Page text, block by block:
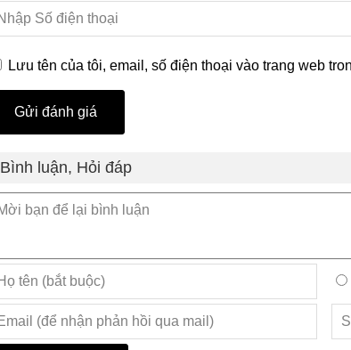
Lưu tên của tôi, email, số điện thoại vào trang web
Bình luận, Hỏi đáp